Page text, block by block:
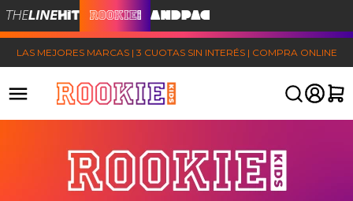
LAS MEJORES MARCAS | 3 CUOTAS SIN INTERÉS | COMPRA ONLINE